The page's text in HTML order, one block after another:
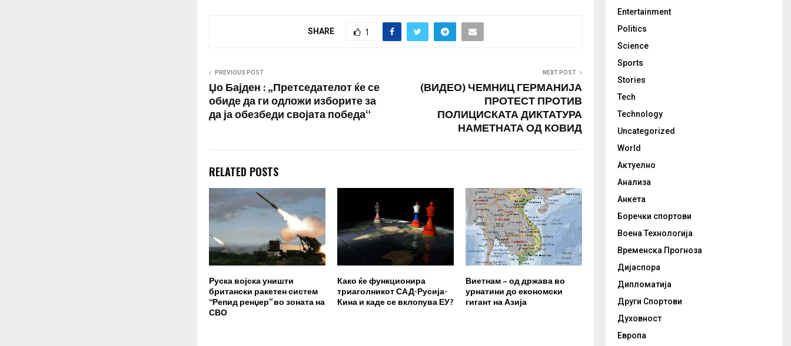
SHARE 1
PREVIOUS POST
Џо Бајден : „Претседателот ќе се
обиде да ги одложи изборите за
да ја обезбеди својата победа“
NEXT POST
(ВИДЕО) ЧЕМНИЦ ГЕРМАНИЈА
ПРОТЕСТ ПРОТИВ
ПОЛИЦИСКАТА ДИКТАТУРА
НАМЕТНАТА ОД КОВИД
RELATED POSTS
Руска војска уништи
британски ракетен систем
“Репид ренџер” во зоната на
СВО
Како ќе функционира
триаголникот САД-Русија-
Кина и каде се вклопува ЕУ?
Виетнам – од држава во
урнатини до економски
гигант на Азија
Entertainment
Politics
Science
Sports
Stories
Tech
Technology
Uncategorized
World
Актуелно
Анализа
Анкета
Боречки спортови
Воена Технологија
Временска Прогноза
Дијаспора
Дипломатија
Други Спортови
Духовност
Европа